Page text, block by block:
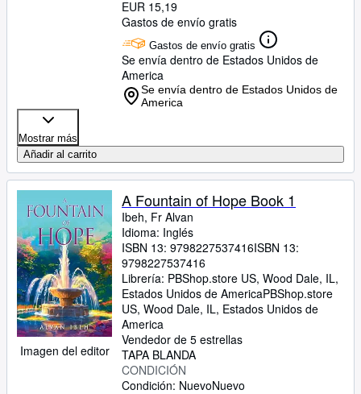
EUR 15,19
Gastos de envío gratis
Gastos de envío gratis
Se envía dentro de Estados Unidos de
America
Se envía dentro de Estados Unidos de
America
Mostrar más
Añadir al carrito
Imagen del editor
A Fountain of Hope Book 1
Ibeh, Fr Alvan
Idioma: Inglés
ISBN 13: 9798227537416ISBN 13:
9798227537416
Librería: PBShop.store US, Wood Dale, IL,
Estados Unidos de AmericaPBShop.store
US, Wood Dale, IL, Estados Unidos de
America
Vendedor de 5 estrellas
TAPA BLANDA
CONDICIÓN
Condición: NuevoNuevo